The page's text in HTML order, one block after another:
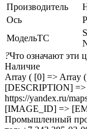
Производитель
Ось
МодельТС
?Что означают эти
Наличие
Array ( [0] => Array
[DESCRIPTION]
https://yandex.ru/
[IMAGE_ID] =>
Промышленный